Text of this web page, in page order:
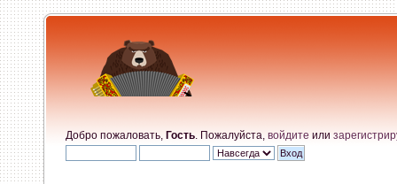
Добро пожаловать, Гость . Пожалуйста, войдите или